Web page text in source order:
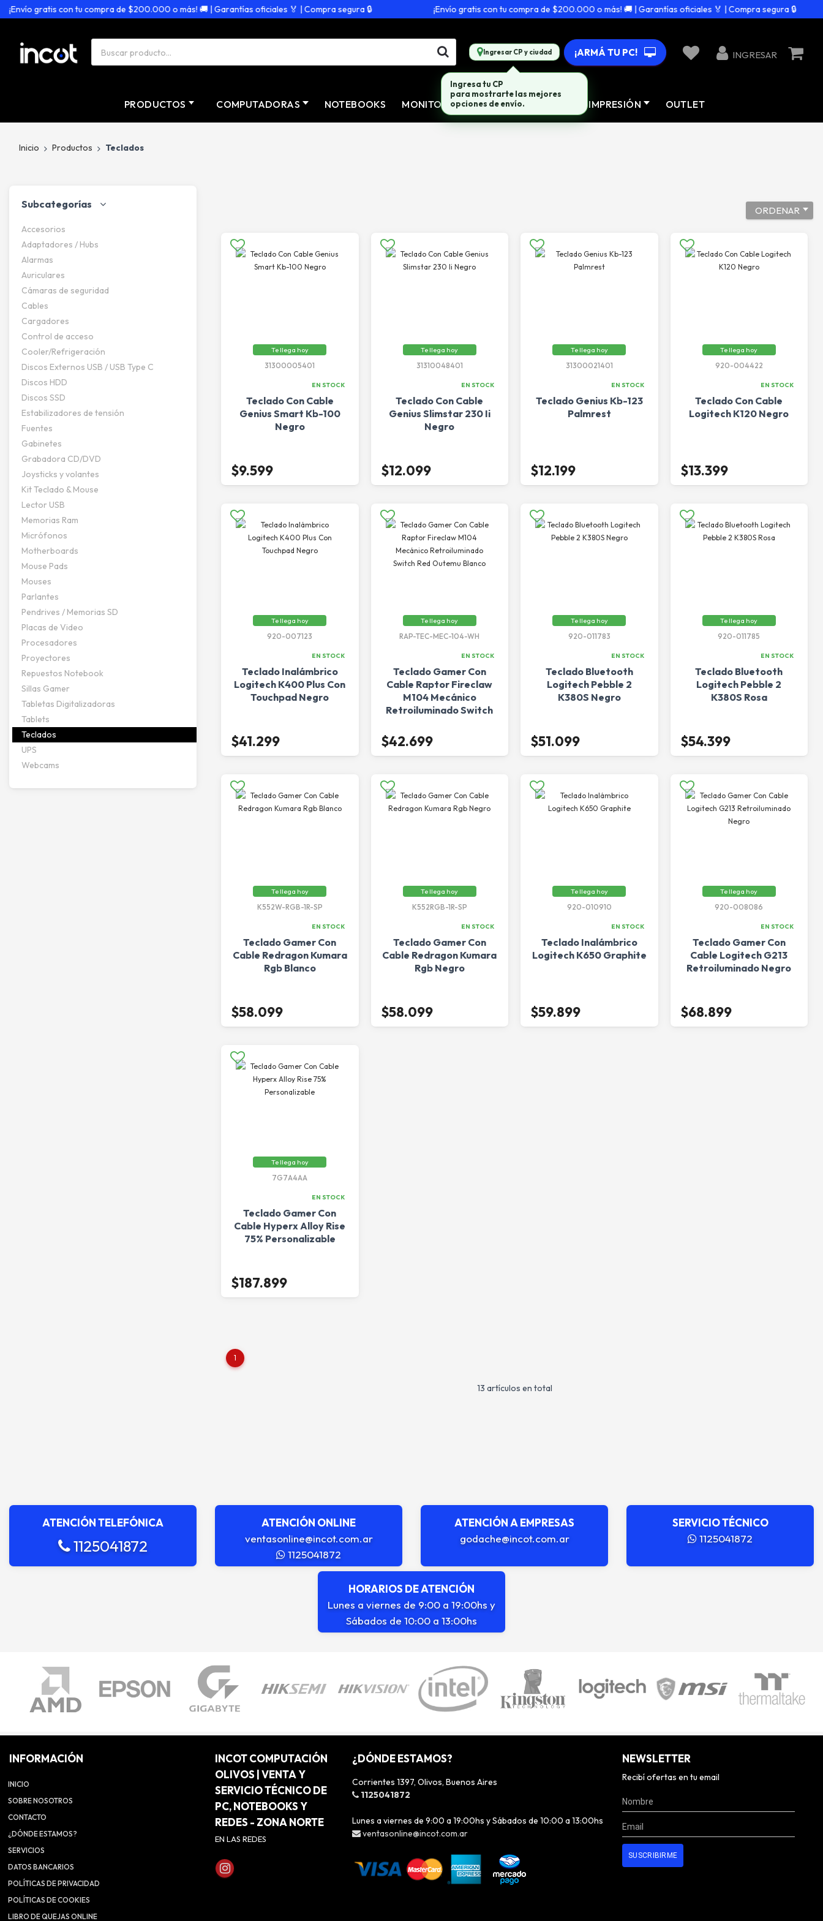
gratis con tu compra de $200.000 o más! 🚚 | Garantías oficiales 🏅 | Compra segura 🔒 ¡Envío gratis con tu compra de $200.000 o más! 🚚 | Garantías oficiales 🏅 | Compra segura 🔒
Ingresar CP y ciudad ¡ARMÁ TU PC! INGRESAR
PRODUCTOS COMPUTADORAS NOTEBOOKS MONITORES CONECTIVIDAD IMPRESIÓN OUTLET
Inicio Productos Teclados
Subcategorías
Accesorios
Adaptadores / Hubs
Alarmas
Auriculares
Cámaras de seguridad
Cables
Cargadores
Control de acceso
Cooler/Refrigeración
Discos Externos USB / USB Type C
Discos HDD
Discos SSD
Estabilizadores de tensión
Fuentes
Gabinetes
Grabadora CD/DVD
Joysticks y volantes
Kit Teclado & Mouse
Lector USB
Memorias Ram
Micrófonos
Motherboards
Mouse Pads
Mouses
Parlantes
Pendrives / Memorias SD
Placas de Video
Procesadores
Proyectores
Repuestos Notebook
Sillas Gamer
Tabletas Digitalizadoras
Tablets
Teclados
UPS
Webcams
ORDENAR
Te llega hoy
31300005401
EN STOCK
Teclado Con Cable
Genius Smart Kb-100
Negro
$9.599
Te llega hoy
31310048401
EN STOCK
Teclado Con Cable
Genius Slimstar 230 Ii
Negro
$12.099
Te llega hoy
31300021401
EN STOCK
Teclado Genius Kb-123
Palmrest
$12.199
Te llega hoy
920-004422
EN STOCK
Teclado Con Cable
Logitech K120 Negro
$13.399
Te llega hoy
920-007123
EN STOCK
Teclado Inalámbrico
Logitech K400 Plus Con
Touchpad Negro
$41.299
Te llega hoy
RAP-TEC-MEC-104-WH
EN STOCK
Teclado Gamer Con
Cable Raptor Fireclaw
M104 Mecánico
Retroiluminado Switch
$42.699
Te llega hoy
920-011783
EN STOCK
Teclado Bluetooth
Logitech Pebble 2
K380S Negro
$51.099
Te llega hoy
920-011785
EN STOCK
Teclado Bluetooth
Logitech Pebble 2
K380S Rosa
$54.399
Te llega hoy
K552W-RGB-1R-SP
EN STOCK
Teclado Gamer Con
Cable Redragon Kumara
Rgb Blanco
$58.099
Te llega hoy
K552RGB-1R-SP
EN STOCK
Teclado Gamer Con
Cable Redragon Kumara
Rgb Negro
$58.099
Te llega hoy
920-010910
EN STOCK
Teclado Inalámbrico
Logitech K650 Graphite
$59.899
Te llega hoy
920-008086
EN STOCK
Teclado Gamer Con
Cable Logitech G213
Retroiluminado Negro
$68.899
Te llega hoy
7G7A4AA
EN STOCK
Teclado Gamer Con
Cable Hyperx Alloy Rise
75% Personalizable
$187.899
1
13 artículos en total
ATENCIÓN TELEFÓNICA
1125041872
ATENCIÓN ONLINE
ventasonline@incot.com.ar
1125041872
ATENCIÓN A EMPRESAS
godache@incot.com.ar
SERVICIO TÉCNICO
1125041872
HORARIOS DE ATENCIÓN
Lunes a viernes de 9:00 a 19:00hs y
Sábados de 10:00 a 13:00hs
INFORMACIÓN
INICIO
SOBRE NOSOTROS
CONTACTO
¿DÓNDE ESTAMOS?
SERVICIOS
DATOS BANCARIOS
POLÍTICAS DE PRIVACIDAD
POLÍTICAS DE COOKIES
LIBRO DE QUEJAS ONLINE
INCOT COMPUTACIÓN
OLIVOS | VENTA Y
SERVICIO TÉCNICO DE
PC, NOTEBOOKS Y
REDES - ZONA NORTE
EN LAS REDES
¿DÓNDE ESTAMOS?
Corrientes 1397, Olivos, Buenos Aires
1125041872
Lunes a viernes de 9:00 a 19:00hs y Sábados de 10:00 a 13:00hs
ventasonline@incot.com.ar
NEWSLETTER
Recibí ofertas en tu email